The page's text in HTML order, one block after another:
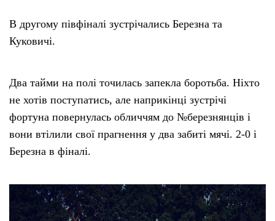
В другому півфіналі зустрічались Березна та
Куковичі.
Два тайми на полі точилась запекла боротьба. Ніхто
не хотів поступатись, але наприкінці зустрічі
фортуна повернулась обличчям до №березнянців і
вони втілили свої прагнення у два забиті мячі. 2-0 і
Березна в фіналі.